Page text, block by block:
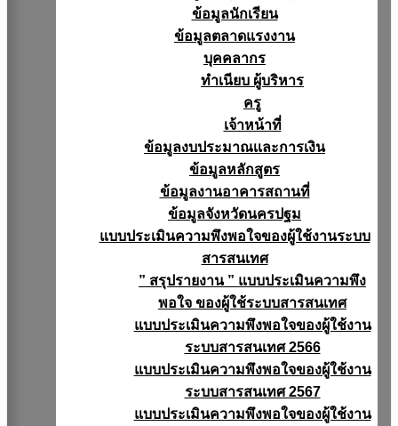
ข้อมูลนักเรียน
ข้อมูลตลาดแรงงาน
บุคคลากร
ทำเนียบ ผู้บริหาร
ครู
เจ้าหน้าที่
ข้อมูลงบประมาณเเละการเงิน
ข้อมูลหลักสูตร
ข้อมูลงานอาคารสถานที่
ข้อมูลจังหวัดนครปฐม
แบบประเมินความพึงพอใจของผู้ใช้งานระบบ
สารสนเทศ
” สรุปรายงาน ” แบบประเมินความพึง
พอใจ ของผู้ใช้ระบบสารสนเทศ
แบบประเมินความพึงพอใจของผู้ใช้งาน
ระบบสารสนเทศ 2566
แบบประเมินความพึงพอใจของผู้ใช้งาน
ระบบสารสนเทศ 2567
แบบประเมินความพึงพอใจของผู้ใช้งาน